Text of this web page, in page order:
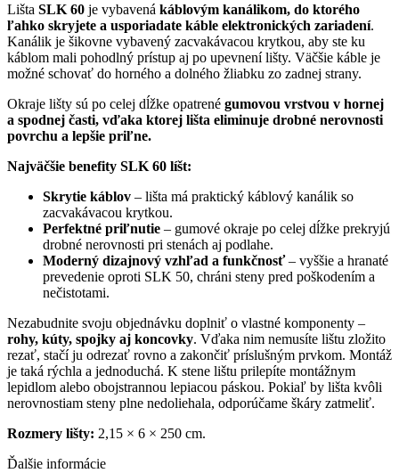
Lišta SLK 60 je vybavená káblovým kanálikom, do ktorého
ľahko skryjete a usporiadate káble elektronických zariadení.
Kanálik je šikovne vybavený zacvakávacou krytkou, aby ste ku
káblom mali pohodlný prístup aj po upevnení lišty. Väčšie káble je
možné schovať do horného a dolného žliabku zo zadnej strany.
Okraje lišty sú po celej dĺžke opatrené gumovou vrstvou v hornej
a spodnej časti, vďaka ktorej lišta eliminuje drobné nerovnosti
povrchu a lepšie priľne.
Najväčšie benefity SLK 60 líšt:
Skrytie káblov – lišta má praktický káblový kanálik so
zacvakávacou krytkou.
Perfektné priľnutie – gumové okraje po celej dĺžke prekryjú
drobné nerovnosti pri stenách aj podlahe.
Moderný dizajnový vzhľad a funkčnosť– vyššie a hranaté
prevedenie oproti SLK 50, chráni steny pred poškodením a
nečistotami.
Nezabudnite svoju objednávku doplniť o vlastné komponenty –
rohy, kúty, spojky aj koncovky. Vďaka nim nemusíte lištu zložito
rezať, stačí ju odrezať rovno a zakončiť príslušným prvkom. Montáž
je taká rýchla a jednoduchá. K stene lištu prilepíte montážnym
lepidlom alebo obojstrannou lepiacou páskou. Pokiaľ by lišta kvôli
nerovnostiam steny plne nedoliehala, odporúčame škáry zatmeliť.
Rozmery lišty: 2,15 × 6 × 250 cm.
Ďalšie informácie